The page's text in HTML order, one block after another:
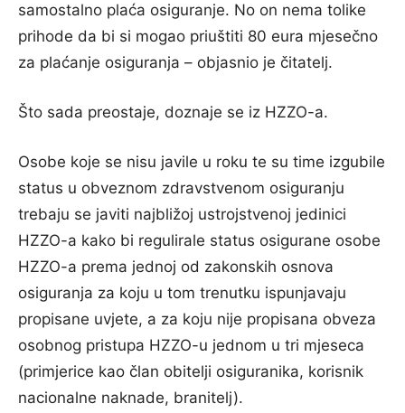
samostalno plaća osiguranje. No on nema tolike
prihode da bi si mogao priuštiti 80 eura mjesečno
za plaćanje osiguranja – objasnio je čitatelj.
Što sada preostaje, doznaje se iz HZZO-a.
Osobe koje se nisu javile u roku te su time izgubile
status u obveznom zdravstvenom osiguranju
trebaju se javiti najbližoj ustrojstvenoj jedinici
HZZO-a kako bi regulirale status osigurane osobe
HZZO-a prema jednoj od zakonskih osnova
osiguranja za koju u tom trenutku ispunjavaju
propisane uvjete, a za koju nije propisana obveza
osobnog pristupa HZZO-u jednom u tri mjeseca
(primjerice kao član obitelji osiguranika, korisnik
nacionalne naknade, branitelj).